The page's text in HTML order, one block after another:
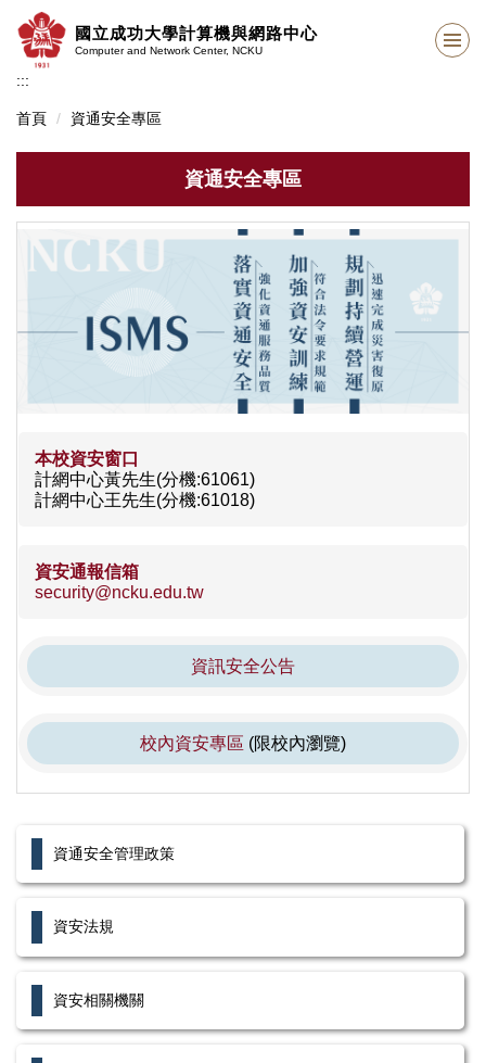
到
要
容
區
國立成功大學計算機與網路中心
Computer and Network Center, NCKU
:::
首頁 資通安全專區
資通安全專區
本校資安窗口
計網中心黃先生(分機:61061)
計網中心王先生(分機:61018)
資安通報信箱
security@ncku.edu.tw
資訊安全公告
校內資安專區 (限校內瀏覽)
資通安全管理政策
資安法規
資安相關機關